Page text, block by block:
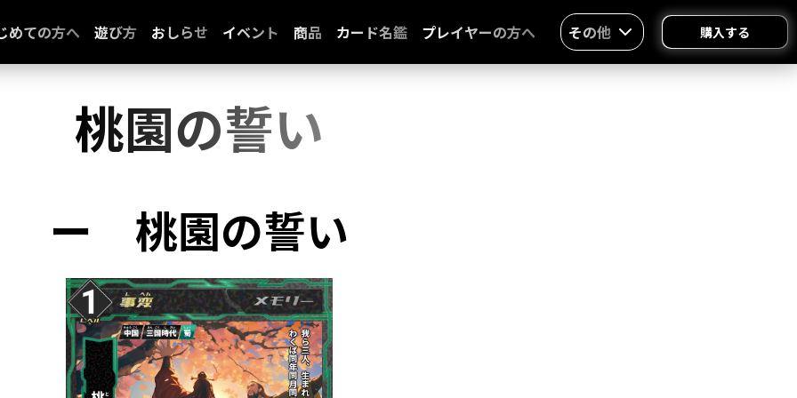
めての方へ 遊び方 おしらせ イベント 商品 カード名鑑 プレイヤーの方へ その他 購入する
桃園の誓い
ー 桃園の誓い